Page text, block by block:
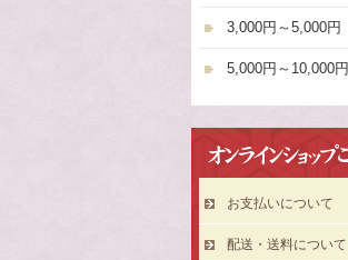
3,000円～5,000円
5,000円～10,000円
お支払いについて
配送・送料について